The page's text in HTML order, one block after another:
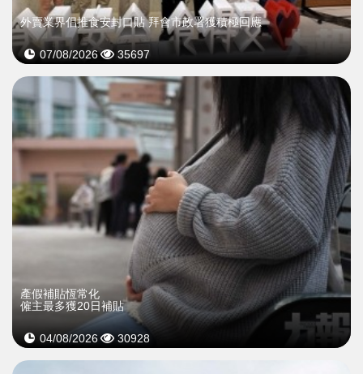
外賣業界倡推食安封口貼 拜會市政署獲積極回應
07/08/2026 35697
產假補貼恆常化
僱主最多獲20日補貼
04/08/2026 30928